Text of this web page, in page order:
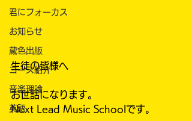
君にフォーカス
お知らせ
蔵色出版
コース紹介
音楽理論
英語
生徒の皆様へ
お世話になります。
Next Lead Music Schoolです。